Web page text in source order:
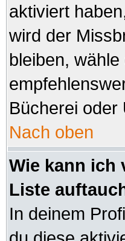
aktiviert
wird der
bleiben,
Bücherei oder
Nach oben
Wie kann ich
Liste
In deinem